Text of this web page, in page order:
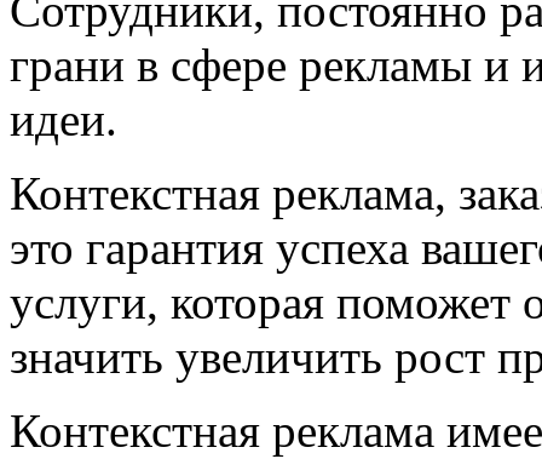
грани в сфере рекламы и
идеи.
Контекстная реклама,
это гарантия успеха
услуги, которая
значить увеличить рост
Контекстная реклама